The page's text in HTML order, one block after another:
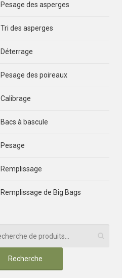
Pesage des asperges
Tri des asperges
Déterrage
Pesage des poireaux
Calibrage
Bacs à bascule
Pesage
Remplissage
Remplissage de Big Bags
Recherche